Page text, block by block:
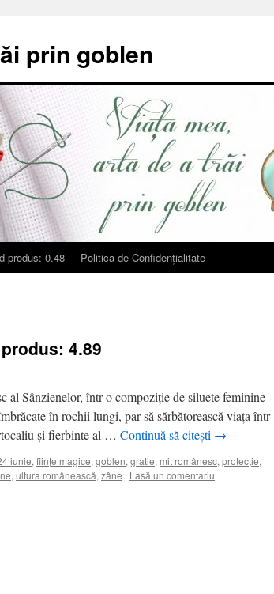
prin goblen
produs: 0.48 Politica de Confidențialitate
4.89
al Sânzienelor, într-o compoziție de siluete feminine
în rochii lungi, par să sărbătorească viața într-
și fierbinte al … Continuă să citești →
iunie, ființe magice, goblen, gratie, mit românesc, protecție,
, ultura românească, zâne | Lasă un comentariu